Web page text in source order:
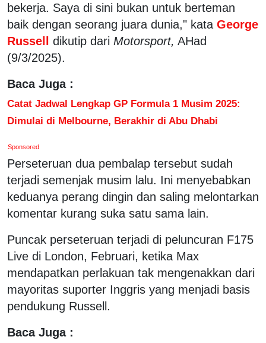
bekerja. Saya di sini bukan untuk berteman
baik dengan seorang juara dunia," kata George
Russell dikutip dari Motorsport, AHad
(9/3/2025).
Baca Juga :
Catat Jadwal Lengkap GP Formula 1 Musim 2025:
Dimulai di Melbourne, Berakhir di Abu Dhabi
Sponsored
Perseteruan dua pembalap tersebut sudah
terjadi semenjak musim lalu. Ini menyebabkan
keduanya perang dingin dan saling melontarkan
komentar kurang suka satu sama lain.
Puncak perseteruan terjadi di peluncuran F175
Live di London, Februari, ketika Max
mendapatkan perlakuan tak mengenakkan dari
mayoritas suporter Inggris yang menjadi basis
pendukung Russell.
Baca Juga :